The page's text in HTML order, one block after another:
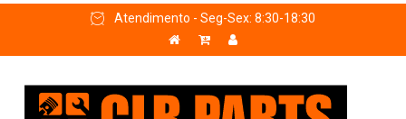
Atendimento - Seg-Sex: 8:30-18:30